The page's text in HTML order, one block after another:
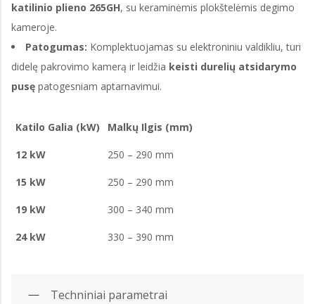
katilinio plieno 265GH, su keraminėmis plokštelėmis degimo
kameroje.
Patogumas: Komplektuojamas su elektroniniu valdikliu, turi
didelę pakrovimo kamerą ir leidžia keisti durelių atsidarymo
pusę patogesniam aptarnavimui.
Katilo Galia (kW) Malkų Ilgis (mm)
12 kW 250 – 290 mm
15 kW 250 – 290 mm
19 kW 300 – 340 mm
24 kW 330 – 390 mm
Techniniai parametrai